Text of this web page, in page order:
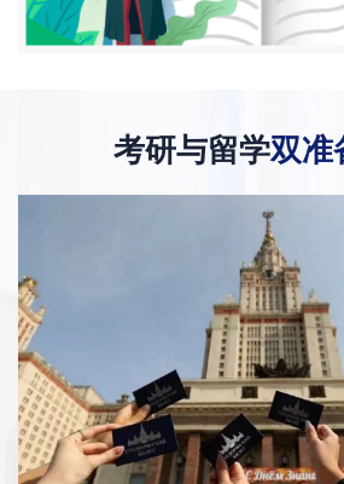
考研与留学双准